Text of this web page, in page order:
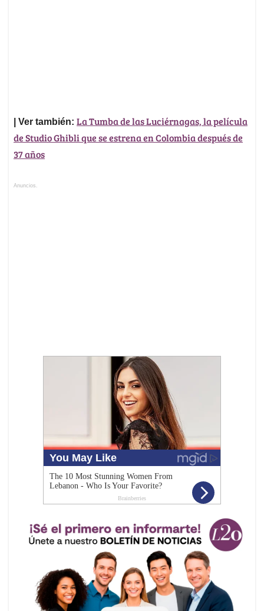
| Ver también: La Tumba de las Luciérnagas, la película
de Studio Ghibli que se estrena en Colombia después de
37 años
Anuncios.